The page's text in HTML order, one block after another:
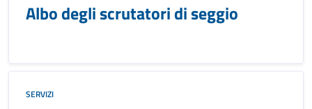
Albo degli scrutatori di seggio
SERVIZI